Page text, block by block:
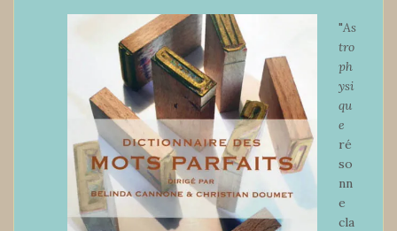
"As
tro
ph
ysi
qu
e
ré
so
nn
e
cla